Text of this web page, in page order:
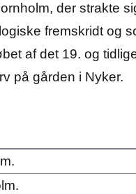
der strakte
fremskridt og
af det 19. og
på gården i Nyker.